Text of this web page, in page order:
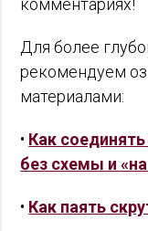
комментариях!
Для более
рекомендуем
материалами:
• Как
без схемы и
• Как паять